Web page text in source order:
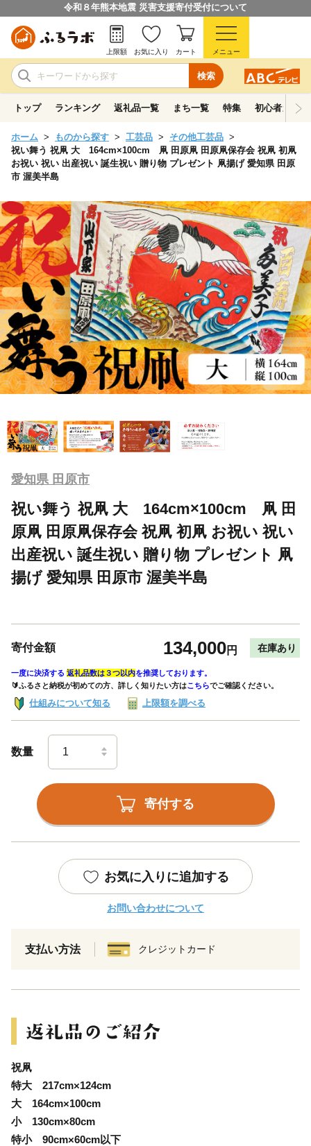
令和８年熊本地震 災害支援寄付受付について
検索
上限額 お気に入り カート メニュー
トップ ランキング 返礼品一覧 まち一覧 特集 初心者ガイド
ホーム ものから探す 工芸品
その他工芸品
祝い舞う 祝凧 大 164cm×100cm 凧 田原凧 田原凧保存会 祝凧 初凧
お祝い 祝い 出産祝い 誕生祝い 贈り物 プレゼント 凧揚げ 愛知県 田原
市 渥美半島
愛知県 田原市
祝い舞う 祝凧 大 164cm×100cm 凧 田
原凧 田原凧保存会 祝凧 初凧 お祝い 祝い
出産祝い 誕生祝い 贈り物 プレゼント 凧
揚げ 愛知県 田原市 渥美半島
寄付金額 134,000円 在庫あり
一度に決済する 返礼品数は３つ以内を推奨しております。
🔰ふるさと納税が初めての方、詳しく知りたい方はこちらでご確認ください。
仕組みについて知る 上限額を調べる
数量
寄付する
お気に入りに追加する
お問い合わせについて
支払い方法 クレジットカード
祝凧
特大 217cm×124cm
大 164cm×100cm
小 130cm×80cm
特小 90cm×60cm以下